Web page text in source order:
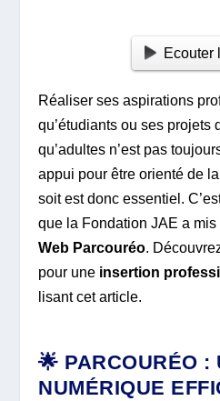
Ecouter
Réaliser ses aspirations
qu’étudiants ou ses projets
qu’adultes n’est pas
appui pour être orienté de
soit est donc essentiel.
que la Fondation JAE a
Web Parcouréo.
pour une insertion
lisant cet article.
🌟 PARCOURÉO :
NUMÉRIQUE